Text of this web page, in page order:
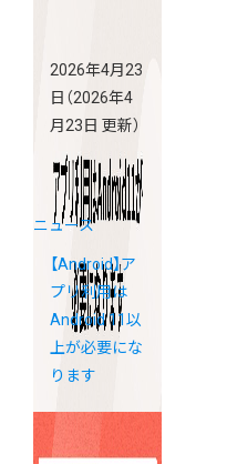
2026年4月23
日 （2026年4
月23日 更新）
ニュース
【Android】ア
プリ利用は
Android 11以
上が必要にな
ります